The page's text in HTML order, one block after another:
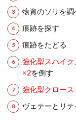
物資のソリを調
痕跡を探す
痕跡をたどる
強化型スパイ
×2を倒す
強化型クロース
ヴェテーとリテ